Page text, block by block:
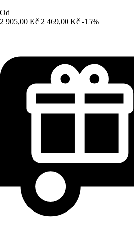
Od
2 905,00 Kč 2 469,00 Kč -15%